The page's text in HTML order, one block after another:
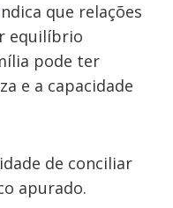
que relações
equilíbrio
pode ter
e a capacidade
de conciliar
apurado.